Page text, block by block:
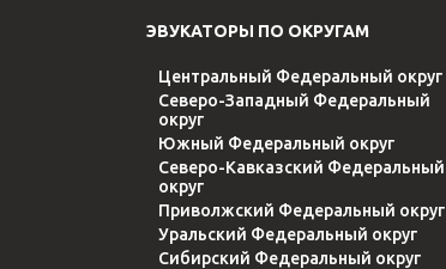
ЭВУКАТОРЫ ПО ОКРУГАМ
Центральный Федеральный округ
Северо-Западный Федеральный
округ
Южный Федеральный округ
Северо-Кавказский Федеральный
округ
Приволжский Федеральный округ
Уральский Федеральный округ
Сибирский Федеральный округ